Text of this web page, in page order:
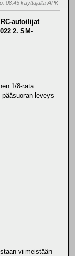
08.45 käyttäjältä APK
autoilijat
2. SM-
1/8-rata.
leveys
viimeistään